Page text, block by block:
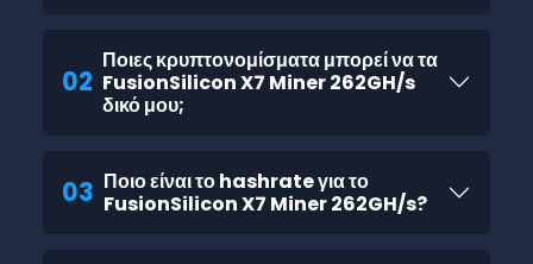
02
Ποιες κρυπτονομίσματα μπορεί να τα
FusionSilicon X7 Miner 262GH/s
δικό μου;
03 Ποιο είναι το hashrate για το
FusionSilicon X7 Miner 262GH/s?